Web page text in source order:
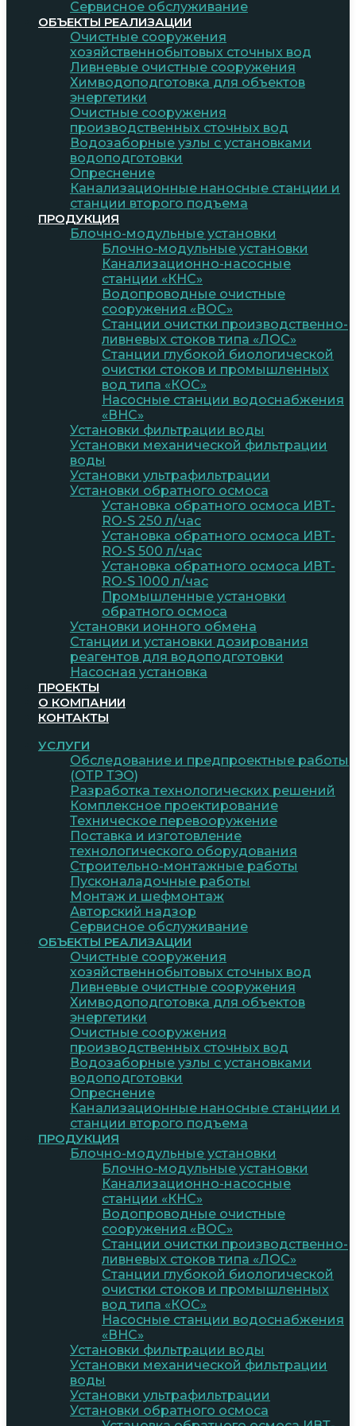
Сервисное обслуживание
ОБЪЕКТЫ РЕАЛИЗАЦИИ
Очистные сооружения
хозяйственнобытовых сточных вод
Ливневые очистные сооружения
Химводоподготовка для объектов
энергетики
Очистные сооружения
производственных сточных вод
Водозаборные узлы с установками
водоподготовки
Опреснение
Канализационные наносные станции и
станции второго подъема
ПРОДУКЦИЯ
Блочно-модульные установки
Блочно-модульные установки
Канализационно-насосные
станции «КНС»
Водопроводные очистные
сооружения «ВОС»
Станции очистки производственно-
ливневых стоков типа «ЛОС»
Станции глубокой биологической
очистки стоков и промышленных
вод типа «КОС»
Насосные станции водоснабжения
«ВНС»
Установки фильтрации воды
Установки механической фильтрации
воды
Установки ультрафильтрации
Установки обратного осмоса
Установка обратного осмоса ИВТ-
RO-S 250 л/час
Установка обратного осмоса ИВТ-
RO-S 500 л/час
Установка обратного осмоса ИВТ-
RO-S 1000 л/час
Промышленные установки
обратного осмоса
Установки ионного обмена
Станции и установки дозирования
реагентов для водоподготовки
Насосная установка
ПРОЕКТЫ
О КОМПАНИИ
КОНТАКТЫ
УСЛУГИ
Обследование и предпроектные работы
(ОТР ТЭО)
Разработка технологических решений
Комплексное проектирование
Техническое перевооружение
Поставка и изготовление
технологического оборудования
Строительно-монтажные работы
Пусконаладочные работы
Монтаж и шефмонтаж
Авторский надзор
Сервисное обслуживание
ОБЪЕКТЫ РЕАЛИЗАЦИИ
Очистные сооружения
хозяйственнобытовых сточных вод
Ливневые очистные сооружения
Химводоподготовка для объектов
энергетики
Очистные сооружения
производственных сточных вод
Водозаборные узлы с установками
водоподготовки
Опреснение
Канализационные наносные станции и
станции второго подъема
ПРОДУКЦИЯ
Блочно-модульные установки
Блочно-модульные установки
Канализационно-насосные
станции «КНС»
Водопроводные очистные
сооружения «ВОС»
Станции очистки производственно-
ливневых стоков типа «ЛОС»
Станции глубокой биологической
очистки стоков и промышленных
вод типа «КОС»
Насосные станции водоснабжения
«ВНС»
Установки фильтрации воды
Установки механической фильтрации
воды
Установки ультрафильтрации
Установки обратного осмоса